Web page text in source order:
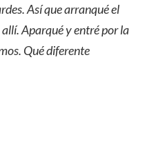
Así que arranqué el
Aparqué y entré por la
Qué diferente